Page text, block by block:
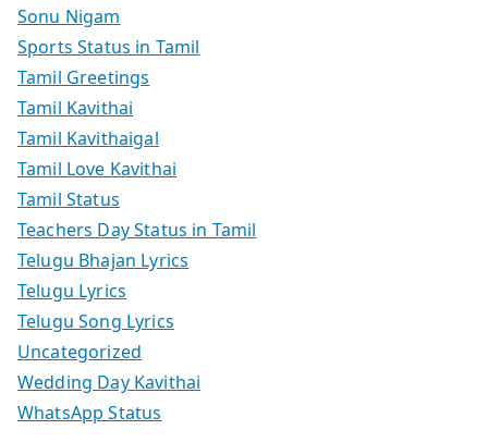
Sonu Nigam
Sports Status in Tamil
Tamil Greetings
Tamil Kavithai
Tamil Kavithaigal
Tamil Love Kavithai
Tamil Status
Teachers Day Status in Tamil
Telugu Bhajan Lyrics
Telugu Lyrics
Telugu Song Lyrics
Uncategorized
Wedding Day Kavithai
WhatsApp Status